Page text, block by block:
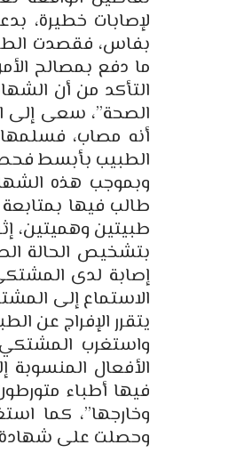
لإصابات خطيرة،
ما دفع بمصالح
التأكد من أن
الصحة”، سعى إلى
الطبيب بأبسط
وبموجب هذه
طالب فيها بمتابعة
طبيتين وهميتين،
بتشخيص الحالة
إصابة لدى
الاستماع إلى
يتقرر الإفراج عن
واستغرب
الأفعال
فيها أطباء
وخارجها”، كما
وحصلت على